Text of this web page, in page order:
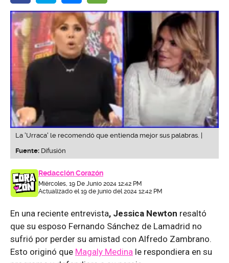
La 'Urraca' le recomendó que entienda mejor sus palabras. |
Fuente: Difusión
Redacción Corazón
Miércoles, 19 De Junio 2024 12:42 PM
Actualizado el 19 de junio del 2024 12:42 PM
En una reciente entrevista, Jessica Newton resaltó
que su esposo Fernando Sánchez de Lamadrid no
sufrió por perder su amistad con Alfredo Zambrano.
Esto originó que Magaly Medina le respondiera en su